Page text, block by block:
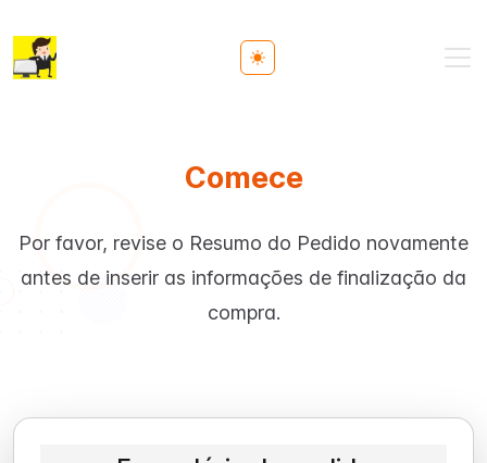
Toggle theme
Comece
Por favor, revise o Resumo do Pedido novamente
antes de inserir as informações de finalização da
compra.